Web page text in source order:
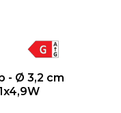
- Ø 3,2 cm